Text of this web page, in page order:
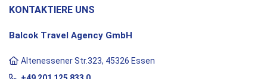
KONTAKTIERE UNS
Balcok Travel Agency GmbH
Altenessener Str.323, 45326 Essen